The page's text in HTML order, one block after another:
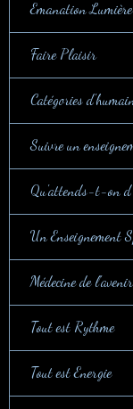
Emanation Lumière
Faire Plaisir
Catégories
Suivre un
Qu'attends-t-on
Un Enseignement
Médecine de l'avenir
Tout est Rythme
Tout est Energie